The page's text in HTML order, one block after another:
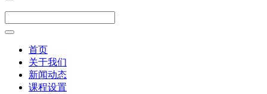
首页
关于我们
新闻动态
课程设置